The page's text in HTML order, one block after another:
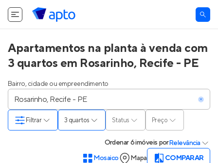
Apartamentos na planta à venda com
3 quartos em Rosarinho, Recife - PE
Bairro, cidade ou empreendimento
3 quartos Status Preço
Filtrar
Ordenar6 imóveis porRelevância
Mosaico
Mapa COMPARAR